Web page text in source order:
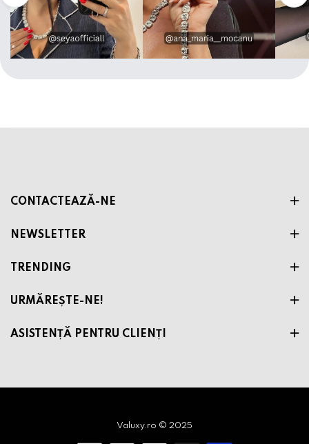
CONTACTEAZĂ-NE
NEWSLETTER
TRENDING
URMĂREȘTE-NE!
ASISTENȚĂ PENTRU CLIENȚI
Valuxy.ro © 2025